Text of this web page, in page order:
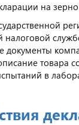
на
налоговой
документы
товара
в